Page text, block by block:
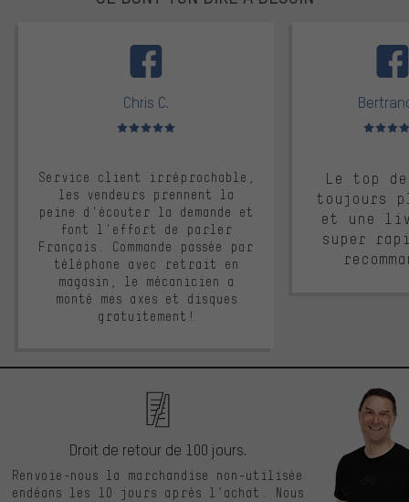
Chris C.
Note moyenne : 5 sur 5
Service client irréprochable,
les vendeurs prennent la
peine d'écouter la demande et
font l'effort de parler
Français. Commande passée par
téléphone avec retrait en
magasin, le mécanicien a
monté mes axes et disques
gratuitement!
Note
Le top
toujours
et une
super
Droit de retour de 100 jours.
Renvoie-nous la marchandise non-utilisée
endéans les 10 jours après l’achat. Nous